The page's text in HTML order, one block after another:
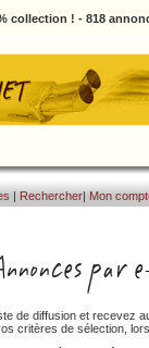
collection ! - 818
| Rechercher| Mon
de diffusion et recevez
critères de sélection,